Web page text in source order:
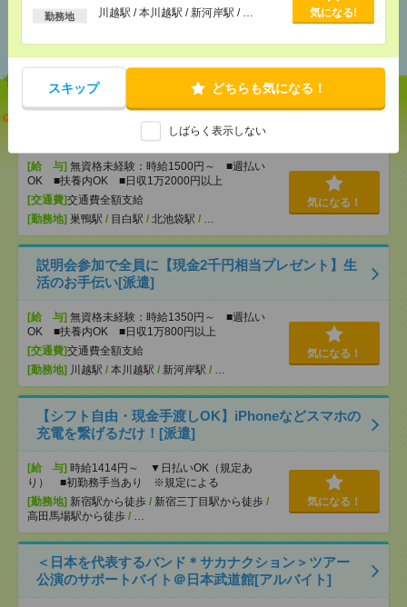
以上
勤務地 川越駅 / 本川越駅 / 新河岸駅 / … 気になる!
スキップ どちらも気になる！
しばらく表示しない
あなたの閲覧履歴からの
【オープニング募集】おばあちゃんのお散歩付き添
[給 与] 無資格未経験：時給1500円～ ■週払い
OK ■扶養内OK ■日収1万2000円以上
[交通費]交通費全額支給
[勤務地] 巣鴨駅 / 目白駅 / 北池袋駅 / …
気になる！
説明会参加で全員に【現金2千円相当プレゼント】生
活のお手伝い[派遣]
[給 与] 無資格未経験：時給1350円～ ■週払い
OK ■扶養内OK ■日収1万800円以上
[交通費]交通費全額支給
[勤務地] 川越駅 / 本川越駅 / 新河岸駅 / …
気になる！
【シフト自由・現金手渡しOK】iPhoneなどスマホの
充電を繋げるだけ！[派遣]
[給 与] 時給1414円～ ▼日払いOK（規定あ
り） ■初勤務手当あり ※規定による
[勤務地] 新宿駅から徒歩 / 新宿三丁目駅から徒歩 /
高田馬場駅から徒歩 / …
気になる！
＜日本を代表するバンド＊サカナクション＞ツアー
公演のサポートバイト＠日本武道館[アルバイト]